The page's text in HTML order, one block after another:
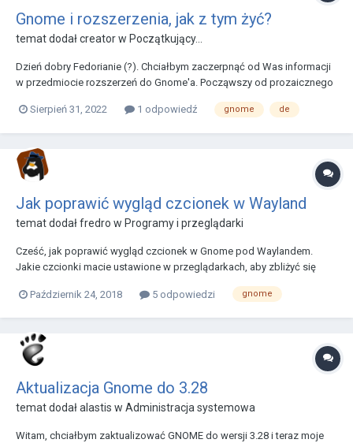
Gnome i rozszerzenia, jak z tym żyć?
temat dodałcreatorw Początkujący...
Dzień dobry Fedorianie (?). Chciałbym zaczerpnąć od Was informacji
w przedmiocie rozszerzeń do Gnome'a. Począwszy od prozaicznego
stabilnością? Jaka jest reguła przy upgrade systemu, czy lubi się
Sierpień 31, 2022 1 odpowiedź gnome de
Jak poprawić wygląd czcionek w Wayland
temat dodałfredro w Programy i przeglądarki
Cześć, jak poprawić wygląd czcionek w Gnome pod Waylandem.
Jakie czcionki macie ustawione w przeglądarkach, aby zbliżyć się
Październik 24, 2018
5 odpowiedzi gnome
Aktualizacja Gnome do 3.28
temat dodałalastis w Administracja systemowa
Witam, chciałbym zaktualizować GNOME do wersji 3.28 i teraz moje